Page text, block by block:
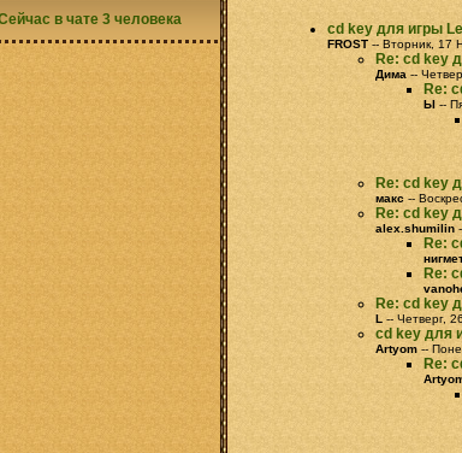
cd key для игры
FROST -- Вторник, 17
Re: cd key
Дима --
Re:
Ы --
Re: cd key
макс --
Re: cd key
alex.shumilin
Re:
Re:
Re: cd key
L -- Четверг,
cd key для
Artyom --
Re:
в чате 3 человека